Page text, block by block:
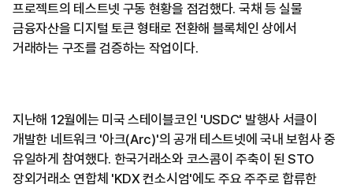
프로젝트의 테스트넷 구동 현황을 점검했다. 국채 등 실물
금융자산을 디지털 토큰 형태로 전환해 블록체인 상에서
거래하는 구조를 검증하는 작업이다.
지난해 12월에는 미국 스테이블코인 'USDC' 발행사 서클이
개발한 네트워크 '아크(Arc)'의 공개 테스트넷에 국내 보험사 중
유일하게 참여했다. 한국거래소와 코스콤이 주축이 된 STO
장외거래소 연합체 'KDX 컨소시엄'에도 주요 주주로 합류한